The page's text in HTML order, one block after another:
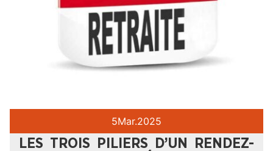
5Mar.2025
LES TROIS PILIERS D’UN RENDEZ-